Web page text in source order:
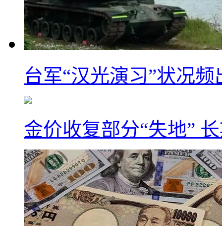
台军“汉光演习”状况
金价收复部分“失地”